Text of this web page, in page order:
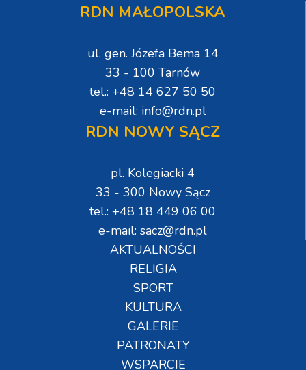
RDN MAŁOPOLSKA
ul. gen. Józefa Bema 14
33 - 100 Tarnów
tel.: +48 14 627 50 50
e-mail: info@rdn.pl
RDN NOWY SĄCZ
pl. Kolegiacki 4
33 - 300 Nowy Sącz
tel.: +48 18 449 06 00
e-mail: sacz@rdn.pl
AKTUALNOŚCI
RELIGIA
SPORT
KULTURA
GALERIE
PATRONATY
WSPARCIE